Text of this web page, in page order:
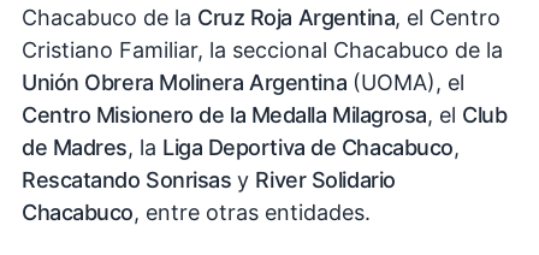
Chacabuco de la Cruz Roja Argentina, el Centro
Cristiano Familiar, la seccional Chacabuco de la
Unión Obrera Molinera Argentina (UOMA), el
Centro Misionero de la Medalla Milagrosa, el Club
de Madres, la Liga Deportiva de Chacabuco,
Rescatando Sonrisas y River Solidario
Chacabuco, entre otras entidades.